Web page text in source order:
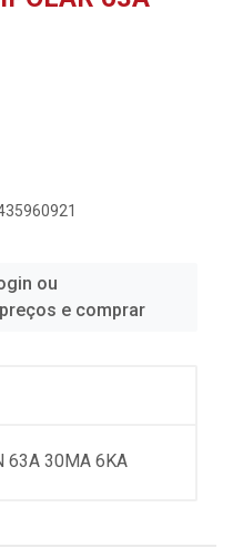
ou
e comprar
63A 30MA 6KA